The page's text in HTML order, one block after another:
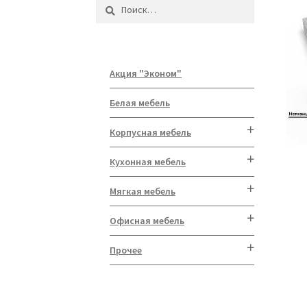
Найти:
Акция "Эконом"
Белая мебель
Корпусная мебель
Кухонная мебель
Мягкая мебель
Офисная мебель
Прочее